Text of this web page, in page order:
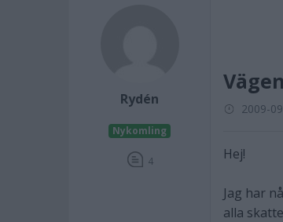
Rydén
Nykomling
4
2009-
Hej!
Jag har
alla